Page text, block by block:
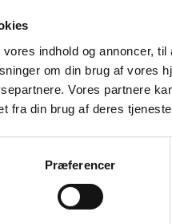
indhold og annoncer,
om din brug af vores
Vores partnere
fra din brug af deres
Præferencer
Vi sikrer